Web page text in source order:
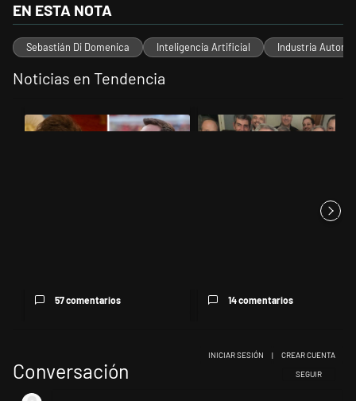
EN ESTA NOTA
Sebastián Di Domenica Inteligencia Artificial Industria
Noticias en Tendencia
Un artículo de tendencia con el título "Milei despidió a Jorge Messi
57 comentarios
Un artículo de tendencia con el
14 comentarios
Conversación SIGA ESTA
SEGUIR
INICIAR SESIÓN | CREAR CUENTA